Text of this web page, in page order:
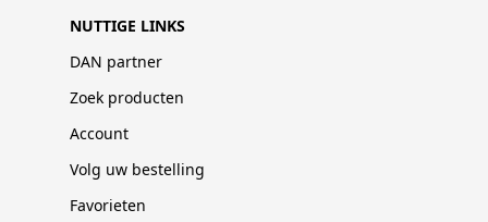
NUTTIGE LINKS
DAN partner
Zoek producten
Account
Volg uw bestelling
Favorieten